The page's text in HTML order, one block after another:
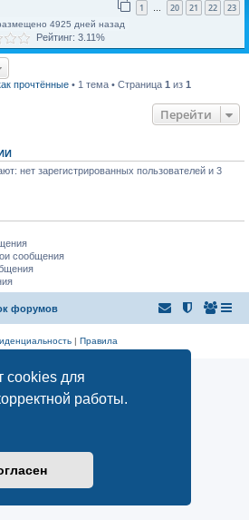
cookies для
работы.
1 … 20 21 22 23
4925 дней назад
Рейтинг: 3.11%
прочтённые• 1 тема • Страница 1 из 1
Перейти
нет зарегистрированных пользователей и 3
сообщения
форумов
| Правила